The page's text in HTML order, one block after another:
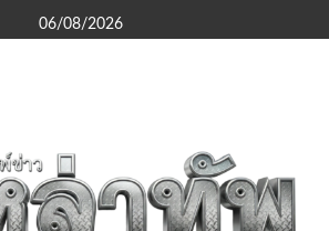
06/08/2026